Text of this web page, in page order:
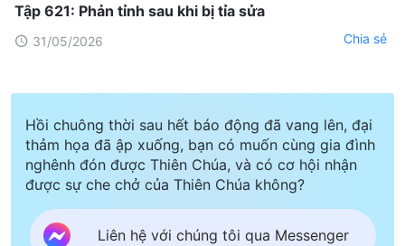
Tập 621: Phản tỉnh sau khi bị tỉa sửa
31/05/2026 Chia sẻ
Hồi chuông thời sau hết báo động đã vang lên, đại
thảm họa đã ập xuống, bạn có muốn cùng gia đình
nghênh đón được Thiên Chúa, và có cơ hội nhận
được sự che chở của Thiên Chúa không?
Liên hệ với chúng tôi qua Messenger